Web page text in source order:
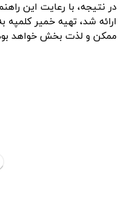
در نتیجه، با رعایت این
ارائه شد، تهیه خمیر
ممکن و لذت بخش خواهد